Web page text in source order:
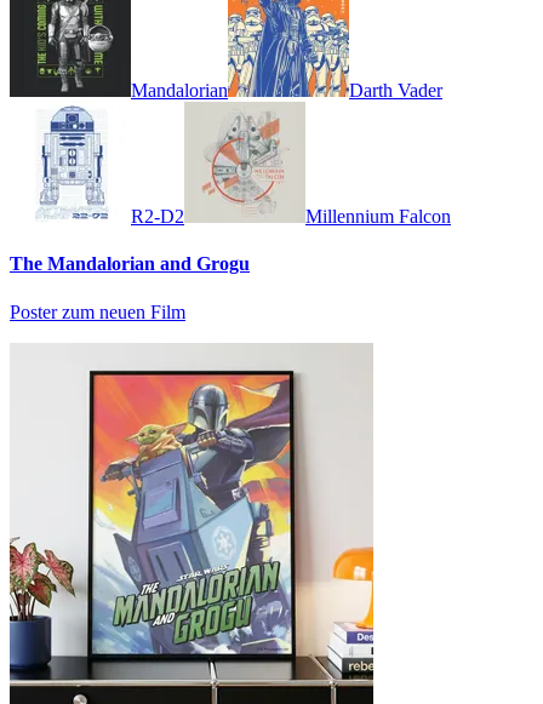
Mandalorian Darth Vader
R2-D2 Millennium Falcon
The Mandalorian and Grogu
Poster zum neuen Film